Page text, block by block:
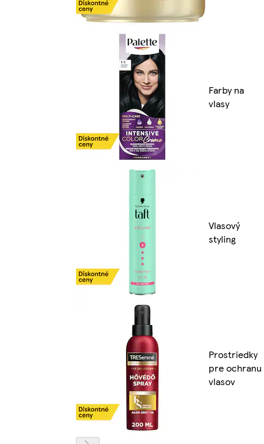
Farby na
vlasy
Vlasový
styling
Prostriedky
pre ochranu
vlasov